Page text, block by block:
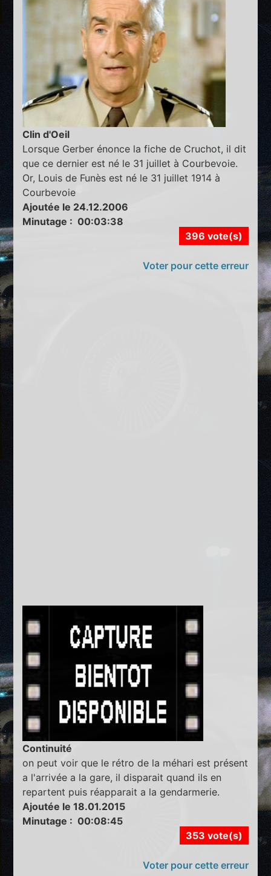
Clin d'Oeil
Lorsque Gerber énonce la fiche de Cruchot, il dit
que ce dernier est né le 31 juillet à Courbevoie.
Or, Louis de Funès est né le 31 juillet 1914 à
Courbevoie
Ajoutée le 24.12.2006
Minutage : 00:03:38
396 vote(s)
Voter pour cette erreur
Continuité
on peut voir que le rétro de la méhari est présent
a l'arrivée a la gare, il disparait quand ils en
repartent puis réapparait a la gendarmerie.
Ajoutée le 18.01.2015
Minutage : 00:08:45
353 vote(s)
Voter pour cette erreur